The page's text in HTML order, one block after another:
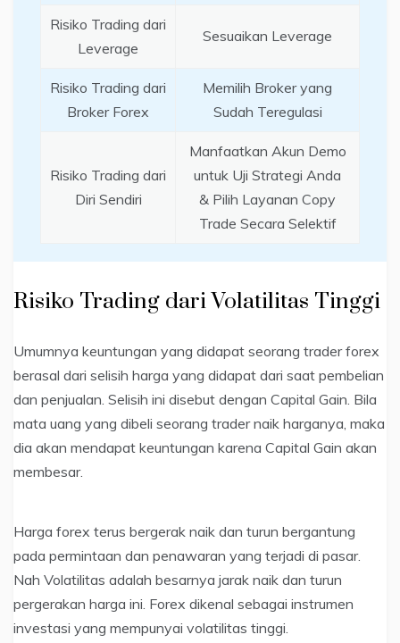
Risiko Trading dari
Leverage
Sesuaikan Leverage
Risiko Trading dari
Broker Forex
Memilih Broker yang
Sudah Teregulasi
Risiko Trading dari
Diri Sendiri
Manfaatkan Akun Demo
untuk Uji Strategi Anda
& Pilih Layanan Copy
Trade Secara Selektif
Risiko Trading dari Volatilitas Tinggi
Umumnya keuntungan yang didapat seorang trader forex
berasal dari selisih harga yang didapat dari saat pembelian
dan penjualan. Selisih ini disebut dengan Capital Gain. Bila
mata uang yang dibeli seorang trader naik harganya, maka
dia akan mendapat keuntungan karena Capital Gain akan
membesar.
Harga forex terus bergerak naik dan turun bergantung
pada permintaan dan penawaran yang terjadi di pasar.
Nah Volatilitas adalah besarnya jarak naik dan turun
pergerakan harga ini. Forex dikenal sebagai instrumen
investasi yang mempunyai volatilitas tinggi.